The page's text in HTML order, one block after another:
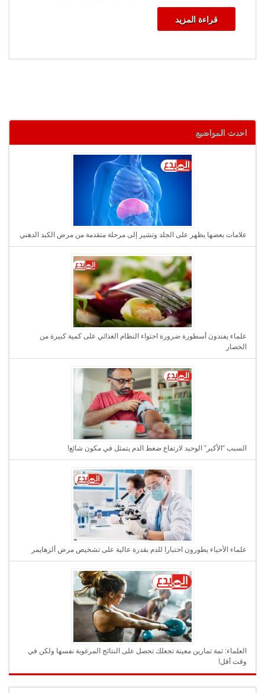
قراءة المزيد
احدث المواضيع
علامات بعضها يظهر على الجلد وتشير إلى مرحلة متقدمة من مرض الكبد الدهني
علماء يفندون أسطورة ضرورة احتواء النظام الغذائي على كمية كبيرة من
الخضار
السبب “الأكبر” الوحيد لارتفاع ضغط الدم يتمثل في مكون شائع!
علماء الأحياء يطورون اختبارا للدم بقدرة عالية على تشخيص مرض ألزهايمر
العلماء: ثمة تمارين معينة تجعلك تحصل على النتائج المرغوبة نفسها ولكن في
وقت أقل!